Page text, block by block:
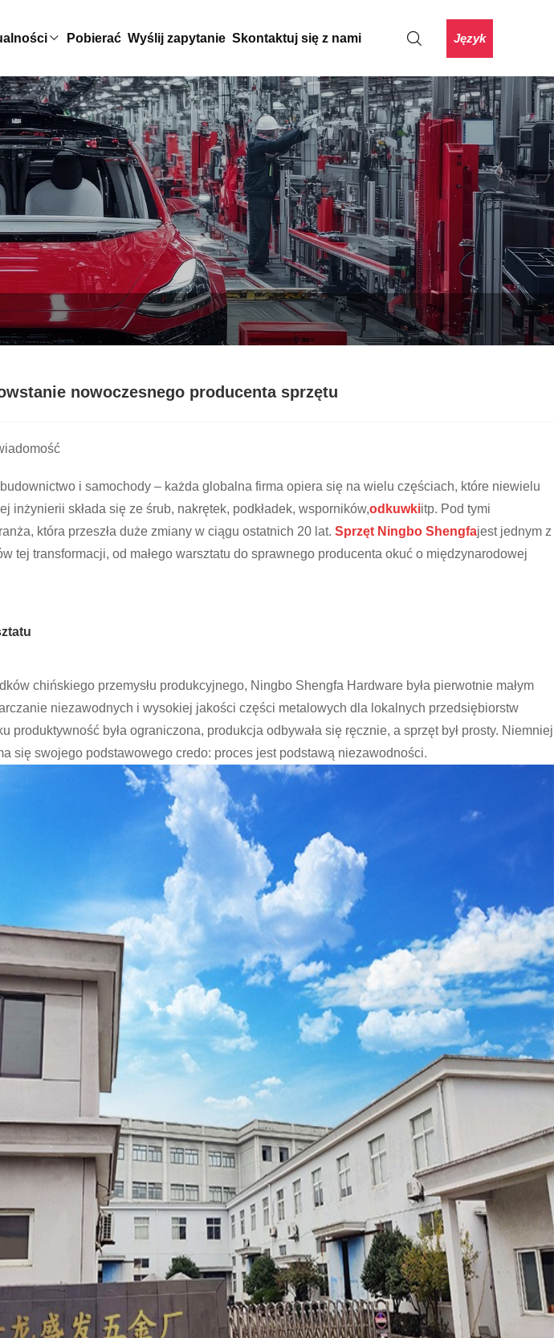
Pobierać Wyślij zapytanie Skontaktuj się z nami Język
nowoczesnego producenta sprzętu
i samochody – każda globalna firma opiera się na wielu częściach, które niewielu
inżynierii składa się ze śrub, nakrętek, podkładek, wsporników,odkuwkiitp. Pod tymi
która przeszła duże zmiany w ciągu ostatnich 20 lat. Sprzęt Ningbo Shengfajest jednym z
tej transformacji, od małego warsztatu do sprawnego producenta okuć o międzynarodowej
chińskiego przemysłu produkcyjnego, Ningbo Shengfa Hardware była pierwotnie małym
niezawodnych i wysokiej jakości części metalowych dla lokalnych przedsiębiorstw
produktywność była ograniczona, produkcja odbywała się ręcznie, a sprzęt był prosty. Niemniej
się swojego podstawowego credo: proces jest podstawą niezawodności.